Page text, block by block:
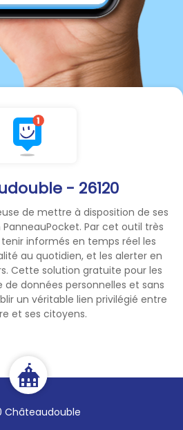
- 26120
de mettre à disposition de ses
Par cet outil très
informés en temps réel les
au quotidien, et les alerter en
Cette solution gratuite pour les
données personnelles et sans
un véritable lien privilégié entre
et ses citoyens.
Châteaudouble
sur le territoire
communal